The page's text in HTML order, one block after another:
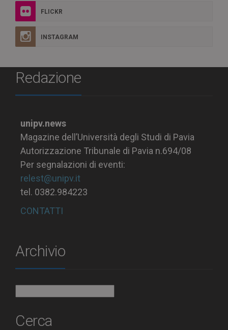
FLICKR
INSTAGRAM
Redazione
unipv.news
Magazine dell’Università degli Studi di Pavia
Autorizzazione Tribunale di Pavia n.694/08
Per segnalazioni di eventi:
relest@unipv.it
tel. 0382.984223
CONTATTI
Archivio
Cerca